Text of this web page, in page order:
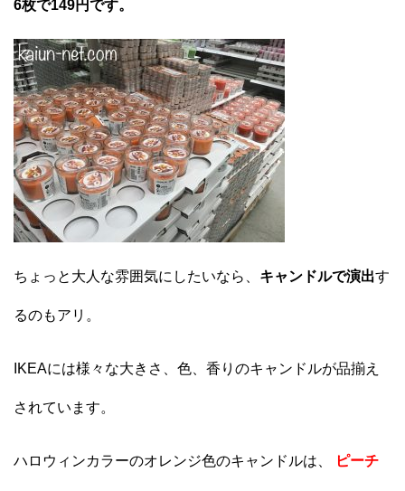
6枚で149円です。
ちょっと大人な雰囲気にしたいなら、 キャンドルで演出す
るのもアリ。
IKEAには様々な大きさ、色、香りのキャンドルが品揃え
されています。
ハロウィンカラーのオレンジ色のキャンドルは、 ピーチ